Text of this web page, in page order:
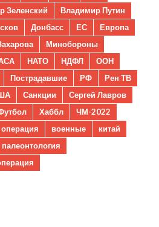
Зеленский
Владимир Путин
Донбасс ЕС
Европа
Минобороны
НАТО НДФЛ
ООН
Пострадавшие РФ
Рен ТВ
Санкции
Сергей Лавров
Хаббл
ЧМ-2022
военные
китай
палеонтология